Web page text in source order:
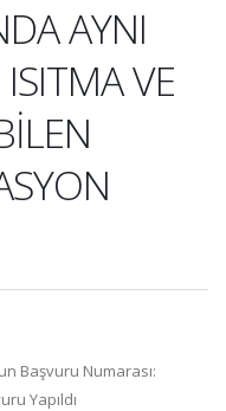
AYNI
VE
Başvuru Numarası:
Yapıldı